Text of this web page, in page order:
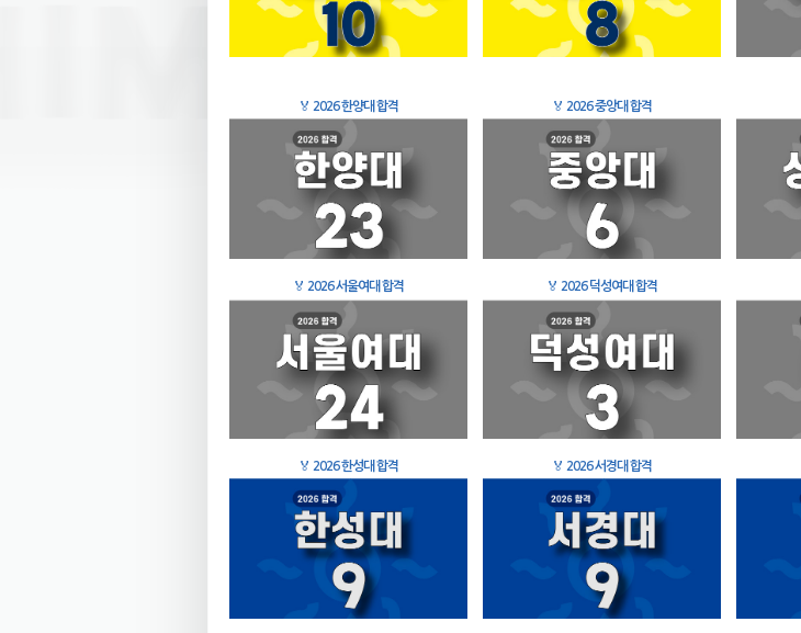
🏅 2026 한양대 합격 🏅 2026 중앙대 합격
🏅 2026 서울여대 합격 🏅 2026 덕성여대 합격
🏅 2026 한성대 합격 🏅 2026 서경대 합격